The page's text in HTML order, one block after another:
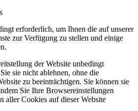
erforderlich, um Ihnen die auf unserer
zur Verfügung zu stellen und einige
der Website unbedingt
sie nicht ablehnen, ohne die
zu beeinträchtigen. Sie können sie
Sie Ihre Browsereinstellungen
aller Cookies auf dieser Website